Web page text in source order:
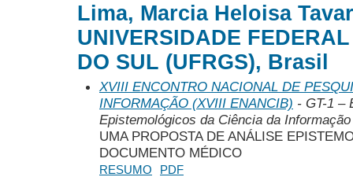
Lima, Marcia Heloisa
UNIVERSIDADE
DO SUL (UFRGS), Brasil
XVIII ENCONTRO NACIONAL DE
INFORMAÇÃO (XVIII ENANCIB) - GT-1 –
Epistemológicos da Ciência da
UMA PROPOSTA DE ANÁLISE
DOCUMENTO MÉDICO
RESUMO PDF